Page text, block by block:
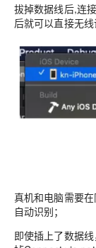
拔掉数据线后,连
后就可以直接无
真机和电脑需要
自动识别；
即使插上了数据